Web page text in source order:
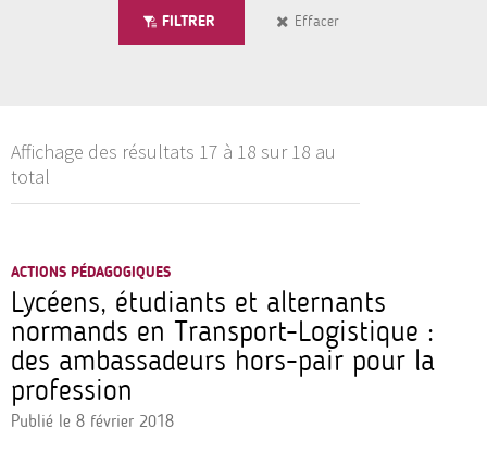
FILTRER Effacer
Affichage des résultats 17 à 18 sur 18 au
total
ACTIONS PÉDAGOGIQUES
Lycéens, étudiants et alternants
normands en Transport-Logistique :
des ambassadeurs hors-pair pour la
profession
Publié le 8 février 2018